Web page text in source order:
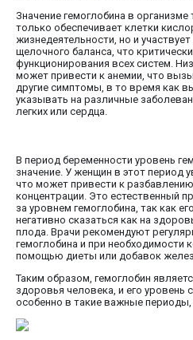
Значение гемоглобина в
только обеспечивает клетки
жизнедеятельности, но и
щелочного баланса, что
функционирования всех систем.
может привести к анемии, что
другие симптомы, в то время как
указывать на различные
легких или сердца.
В период беременности уровень
значение. У женщин в этот период
что может привести к
концентрации. Это естественный
за уровнем гемоглобина, так как
негативно сказаться как на
плода. Врачи рекомендуют
гемоглобина и при необходимости
помощью диеты или добавок
Таким образом, гемоглобин
здоровья человека, и его уровень
особенно в такие важные периоды,